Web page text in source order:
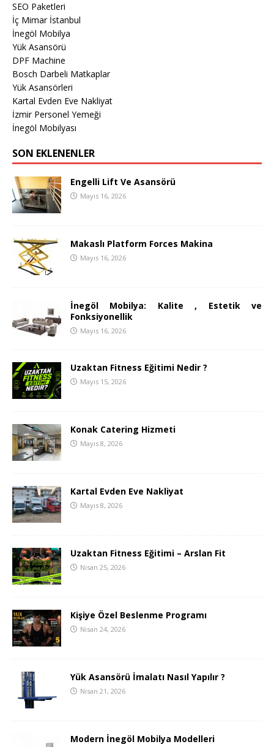
SEO Paketleri
İç Mimar İstanbul
İnegöl Mobilya
Yük Asansörü
DPF Machine
Bosch Darbeli Matkaplar
Yük Asansörleri
Kartal Evden Eve Nakliyat
İzmir Personel Yemeği
İnegöl Mobilyası
SON EKLENENLER
Engelli Lift Ve Asansörü
Mayıs 16, 2026
Makaslı Platform Forces Makina
Mayıs 16, 2026
İnegöl Mobilya: Kalite , Estetik ve
Fonksiyonellik
Mayıs 16, 2026
Uzaktan Fitness Eğitimi Nedir ?
Mayıs 15, 2026
Konak Catering Hizmeti
Mayıs 8, 2026
Kartal Evden Eve Nakliyat
Mayıs 8, 2026
Uzaktan Fitness Eğitimi – Arslan Fit
Nisan 25, 2026
Kişiye Özel Beslenme Programı
Nisan 24, 2026
Yük Asansörü İmalatı Nasıl Yapılır ?
Nisan 21, 2026
Modern İnegöl Mobilya Modelleri